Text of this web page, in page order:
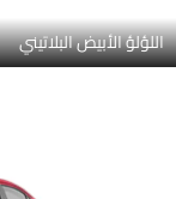
اللؤلؤ الأبيض البلاتيني